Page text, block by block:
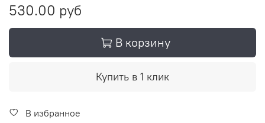
530.00 руб
В корзину
Купить в 1 клик
В избранное